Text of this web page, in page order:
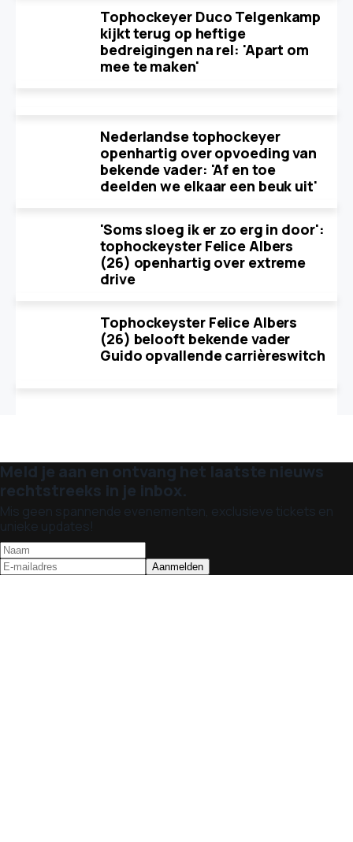
Tophockeyer Duco Telgenkamp
kijkt terug op heftige
bedreigingen na rel: 'Apart om
mee te maken'
Nederlandse tophockeyer
openhartig over opvoeding van
bekende vader: 'Af en toe
deelden we elkaar een beuk uit'
'Soms sloeg ik er zo erg in door':
tophockeyster Felice Albers
(26) openhartig over extreme
drive
Tophockeyster Felice Albers
(26) belooft bekende vader
Guido opvallende carrièreswitch
Meld je aan en ontvang het laatste nieuws
rechtstreeks in je inbox.
Mis geen spannende evenementen, exclusieve tickets en
unieke updates!